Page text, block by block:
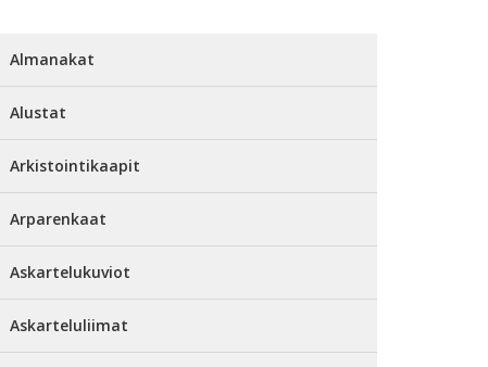
Almanakat
Alustat
Arkistointikaapit
Arparenkaat
Askartelukuviot
Askarteluliimat